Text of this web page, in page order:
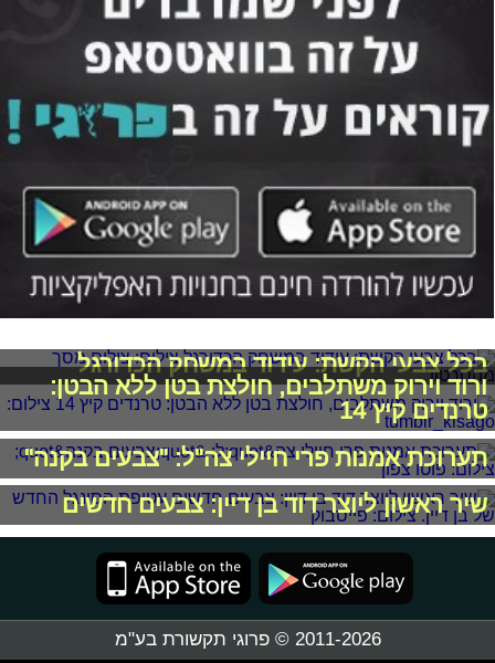
בכל צבעי הקשת: עידוד במשחק הכדורגל
ורוד וירוק משתלבים, חולצת בטן ללא הבטן:
טרנדים קיץ 14
תערוכת אמנות פרי חיילי צה"ל: "צבעים בקנה"
שיר ראשון ליוצר דוד בן דיין: צבעים חדשים
2011-2026 © פרוגי תקשורת בע"מ